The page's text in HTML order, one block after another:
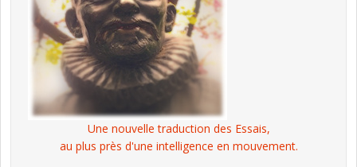
Une nouvelle traduction des Essais,
au plus près d'une intelligence en mouvement.